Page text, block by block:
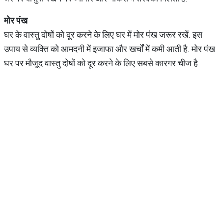
मोरपंख
घर के वास्तु दोषों को दूर करने के लिए घर में मोर पंख जरूर रखें. इस
उपाय से व्यक्ति को आमदनी में इजाफा और खर्चों में कमी आती है. मोर पंख
घर पर मौजूद वास्तु दोषों को दूर करने के लिए सबसे कारगर चीज है.